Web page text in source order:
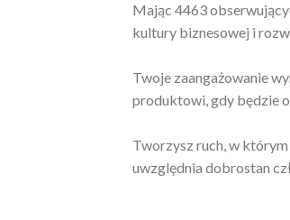
Mając 4463
kultury biznesowej i
Twoje zaangażowanie
produktowi, gdy będzie
Tworzysz ruch, w
uwzględnia dobrostan